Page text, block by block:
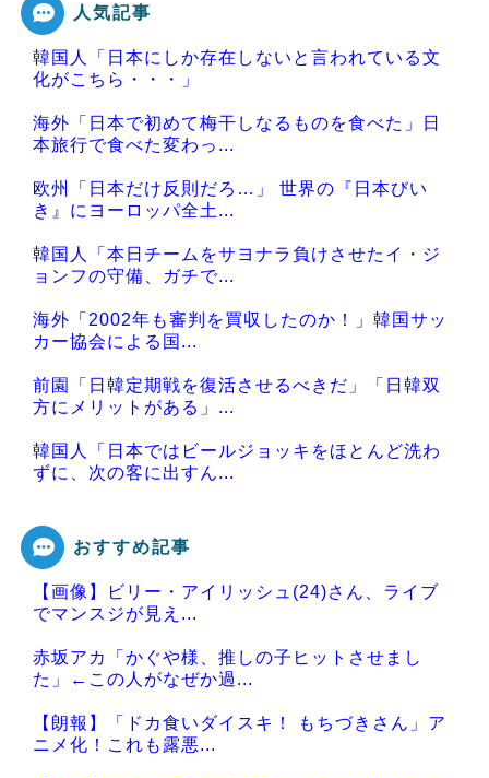
Powered by livedoor 相互RSS
人気記事
韓国人「日本にしか存在しないと言われている文
化がこちら・・・」
海外「日本で初めて梅干しなるものを食べた」日
本旅行で食べた変わっ...
欧州「日本だけ反則だろ…」 世界の『日本びい
き』にヨーロッパ全土...
韓国人「本日チームをサヨナラ負けさせたイ・ジ
ョンフの守備、ガチで...
海外「2002年も審判を買収したのか！」韓国サッ
カー協会による国...
前園「日韓定期戦を復活させるべきだ」「日韓双
方にメリットがある」...
韓国人「日本ではビールジョッキをほとんど洗わ
ずに、次の客に出すん...
Powered by livedoor 相互RSS
おすすめ記事
【画像】ビリー・アイリッシュ(24)さん、ライブ
でマンスジが見え...
赤坂アカ「かぐや様、推しの子ヒットさせまし
た」←この人がなぜか過...
【朗報】「ドカ食いダイスキ！ もちづきさん」ア
ニメ化！これも露悪...